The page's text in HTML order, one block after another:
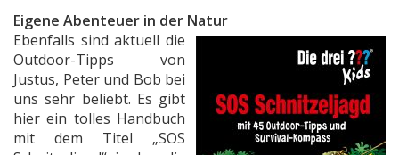
Eigene Abenteuer in der Natur
Ebenfalls sind aktuell die
Outdoor-Tipps von
Justus, Peter und Bob bei
uns sehr beliebt. Es gibt
hier ein tolles Handbuch
mit dem Titel „SOS